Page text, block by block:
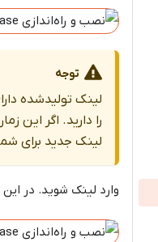
توجه
لینک تولیدشده
را دارید. اگر این
لینک جدید برای
وارد لینک شوید. در